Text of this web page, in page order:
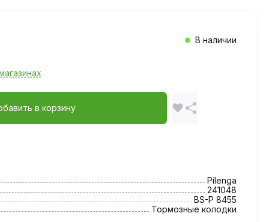
В наличии
в корзину
Pilenga
241048
BS-P 8455
Тормозные колодки